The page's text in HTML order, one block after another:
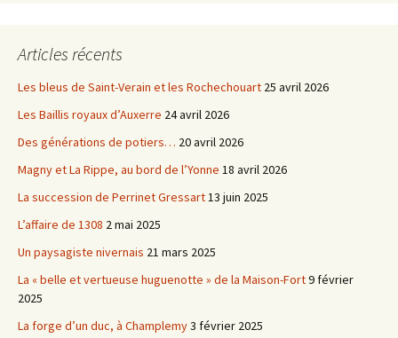
Articles récents
Les bleus de Saint-Verain et les Rochechouart 25 avril 2026
Les Baillis royaux d’Auxerre 24 avril 2026
Des générations de potiers… 20 avril 2026
Magny et La Rippe, au bord de l’Yonne 18 avril 2026
La succession de Perrinet Gressart13 juin 2025
L’affaire de 1308 2 mai 2025
Un paysagiste nivernais 21 mars 2025
La « belle et vertueuse huguenotte » de la Maison-Fort9 février
2025
La forge d’un duc, à Champlemy3 février 2025